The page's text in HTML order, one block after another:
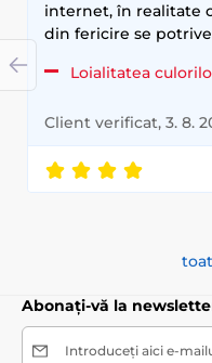
internet, în realitate
din fericire se
Loialitatea
Client verificat, 3. 8.
Abonați-vă la
Introduceți aici e-